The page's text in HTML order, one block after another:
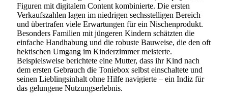
Figuren mit digitalem Content kombinierte. Die ersten
Verkaufszahlen lagen im niedrigen sechsstelligen Bereich
und übertrafen viele Erwartungen für ein Nischenprodukt.
Besonders Familien mit jüngeren Kindern schätzten die
einfache Handhabung und die robuste Bauweise, die den oft
hektischen Umgang im Kinderzimmer meisterte.
Beispielsweise berichtete eine Mutter, dass ihr Kind nach
dem ersten Gebrauch die Toniebox selbst einschaltete und
seinen Lieblingsinhalt ohne Hilfe navigierte – ein Indiz für
das gelungene Nutzungserlebnis.